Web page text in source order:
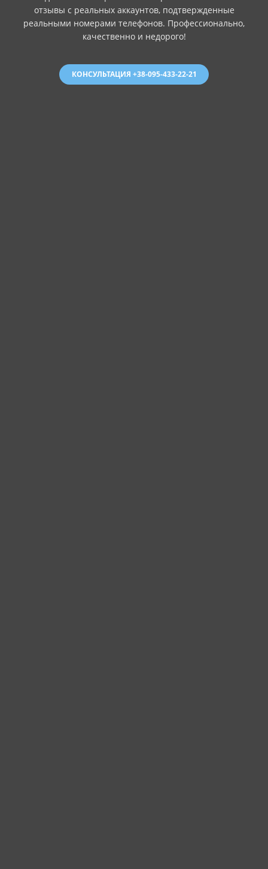
отзывы с реальных аккаунтов, подтвержденные
реальными номерами телефонов. Профессионально,
качественно и недорого!
КОНСУЛЬТАЦИЯ +38-095-433-22-21